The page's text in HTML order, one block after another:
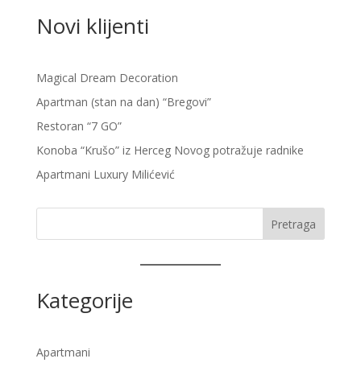
Novi klijenti
Magical Dream Decoration
Apartman (stan na dan) “Bregovi”
Restoran “7 GO”
Konoba “Krušo” iz Herceg Novog potražuje radnike
Apartmani Luxury Milićević
Pretraga
Kategorije
Apartmani